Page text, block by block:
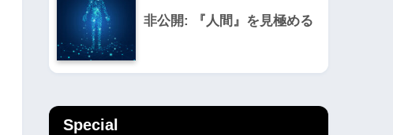
非公開: 『人間』を見極める
Special